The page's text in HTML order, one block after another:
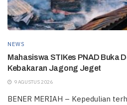
NEWS
Mahasiswa STIKes PNAD Buka
Kebakaran Jagong Jeget
9 AGUSTUS 2026
BENER MERIAH – Kepedulian